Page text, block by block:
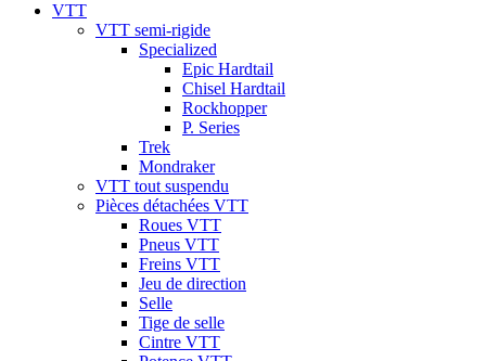
VTT
VTT semi-rigide
Specialized
Epic Hardtail
Chisel Hardtail
Rockhopper
P. Series
Trek
Mondraker
VTT tout suspendu
Pièces détachées VTT
Roues VTT
Pneus VTT
Freins VTT
Jeu de direction
Selle
Tige de selle
Cintre VTT